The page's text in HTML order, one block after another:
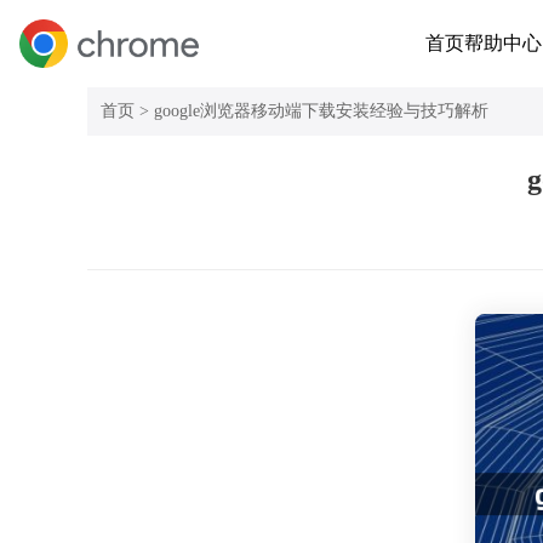
首页帮助中心
首页 > google浏览器移动端下载安装经验与技巧解析